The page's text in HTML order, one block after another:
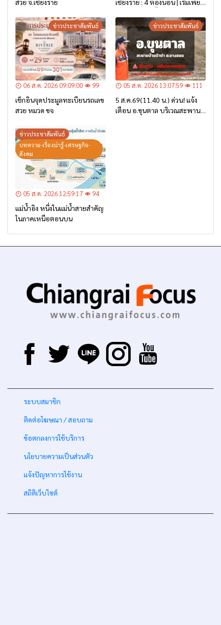
สวย จ.เชียงราย
เชียงราย : 4 ห้องนอน | เริ่มเพียง
ข่าวประชาสัมพันธ์
06 ส.ค. 2026 09:09:00 99
เช็กอินจุดประมูลทะเบียนรถเลข
สวย หมวด ขจ
ข่าวประชาสัมพันธ์
05 ส.ค. 2026 13:07:59 111
5 ส.ค.69(11.40 น.) ด่วน! แจ้ง
เตือน อ.ขุนตาล บริเวณสะพาน
ข่าวประชาสัมพันธ์
บทความ-เรื่องน่ารู้-เศรษฐกิจ-
สังคม
05 ส.ค. 2026 12:59:17 94
แม่น้ำอิง หนึ่งในแม่น้ำสายสำคัญ
ในภาคเหนือตอนบน
ระบบสมาชิก
ติดต่อโฆษณา / สอบถาม
ข้อตกลงการใช้บริการ
นโยบายความเป็นส่วนตัว
แจ้งปัญหาการใช้งาน
สถิติเว็บไซต์